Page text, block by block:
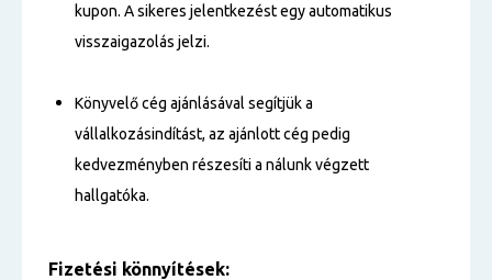
kupon. A sikeres jelentkezést egy automatikus
visszaigazolás jelzi.
Könyvelő cég ajánlásával segítjük a
vállalkozásindítást, az ajánlott cég pedig
kedvezményben részesíti a nálunk végzett
hallgatóka.
Fizetési könnyítések: